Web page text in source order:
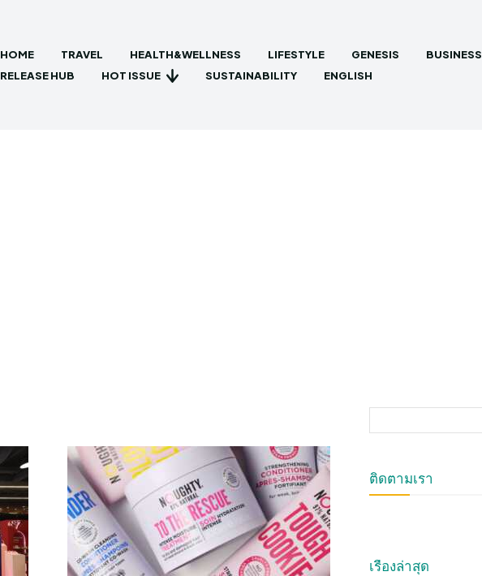
HOME TRAVEL HEALTH&WELLNESS LIFESTYLE GENESIS BUSINESS
RELEASE HUB
HOT ISSUE SUSTAINABILITY ENGLISH
ติดตามเรา
เรื่องล่าสุด